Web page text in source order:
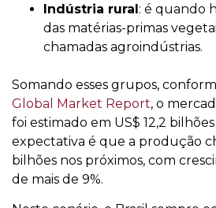
Indústria rural: é quando
das matérias-primas
chamadas agroindústrias.
Somando esses grupos,
Global Market Report, o
foi estimado em US$ 12,2
expectativa é que a produção
bilhões nos próximos, com
de mais de 9%.